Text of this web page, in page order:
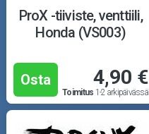
Ajovarusteet
Nastarenkaat
Renkaat ja vanteet
ProX -tiiviste, venttiili,
Honda (VS003)
Osta 4,90 €
Toimitus 1-2 arkipäivässä